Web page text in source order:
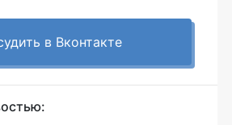
в Вконтакте